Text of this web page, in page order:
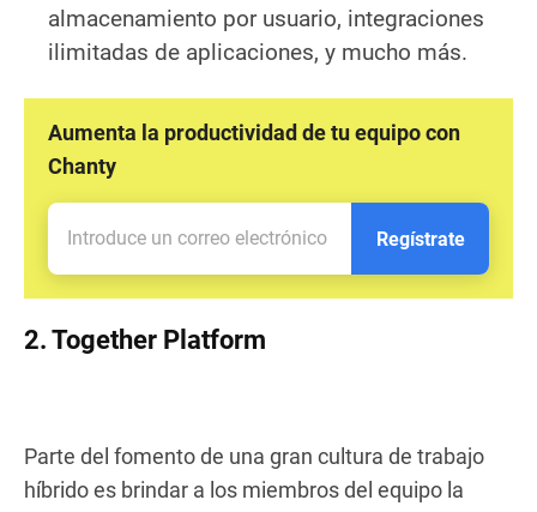
almacenamiento por usuario, integraciones
ilimitadas de aplicaciones, y mucho más.
Aumenta la productividad de tu equipo con
Chanty
Regístrate
2. Together Platform
Parte del fomento de una gran cultura de trabajo
híbrido es brindar a los miembros del equipo la